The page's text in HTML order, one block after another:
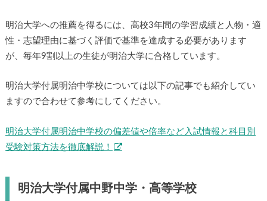
明治大学への推薦を得るには、高校3年間の学習成績と人物・適
性・志望理由に基づく評価で基準を達成する必要があります
が、毎年9割以上の生徒が明治大学に合格しています。
明治大学付属明治中学校については以下の記事でも紹介してい
ますので合わせて参考にしてください。
明治大学付属明治中学校の偏差値や倍率など入試情報と科目別
受験対策方法を徹底解説！
明治大学付属中野中学・高等学校